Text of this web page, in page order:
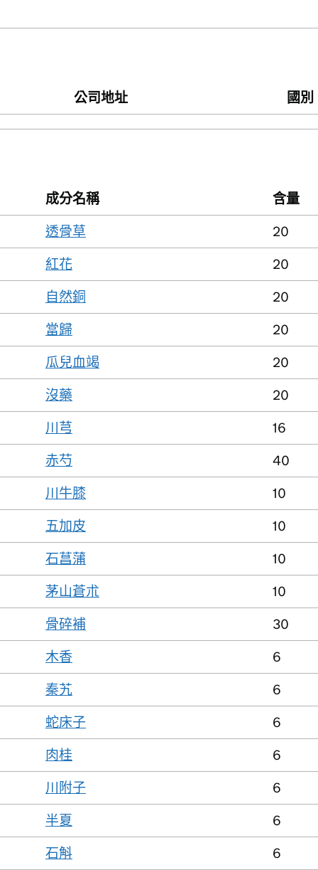
公司地址 國別
成分名稱
含量
透骨草
20
紅花
20
自然銅
20
當歸
20
瓜兒血竭
20
沒藥
20
川芎
16
赤芍
40
川牛膝
10
五加皮
10
石菖蒲
10
茅山蒼朮
10
骨碎補
30
木香
6
秦艽
6
蛇床子
6
肉桂
6
川附子
6
半夏
6
石斛
6